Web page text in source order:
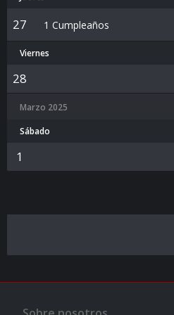
27 1 Cumpleaños
Viernes
28
Marzo 2025
Sábado
1